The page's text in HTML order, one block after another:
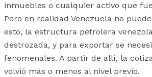
inmuebles o cualquier activo que
Pero en realidad Venezuela no
esto, la estructura petrolera
destrozada, y para exportar se
fenomenales. A partir de allí, la
volvió más o menos al nivel previo.